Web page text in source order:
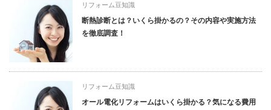
リフォーム豆知識
断熱診断とは？いくら掛かるの？その内容や実施方法
を徹底調査！
リフォーム豆知識
オール電化リフォームはいくら掛かる？気になる費用